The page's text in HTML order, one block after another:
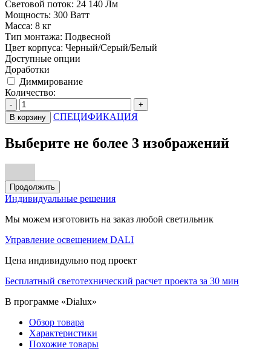
Световой поток: 24 140 Лм
Мощность: 300 Ватт
Масса: 8 кг
Тип монтажа: Подвесной
Цвет корпуса: Черный/Серый/Белый
Доступные опции
Доработки
Диммирование
Количество:
-
+
В корзину
СПЕЦИФИКАЦИЯ
Выберите не более 3 изображений
Продолжить
Индивидуальные решения
Мы можем изготовить на заказ любой светильник
Управление освещением DALI
Цена индивидульно под проект
Бесплатный светотехнический расчет проекта за 30 мин
В программе «Dialux»
Обзор товара
Характеристики
Похожие товары